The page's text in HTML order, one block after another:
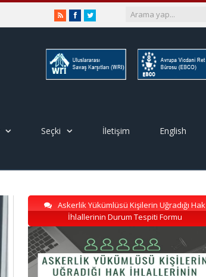
RSSFacebookTwitter
Seçki İletişim English
Askerlik Yükümlüsü Kişilerin Uğradığı Hak
İhlallerinin Durum Tespiti Formu